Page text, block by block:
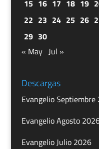
15 16 17 18 19
22 23 24 25 26
29 30
« May Jul »
Descargas
Evangelio Septiembre
Evangelio Agosto
Evangelio Julio 2026